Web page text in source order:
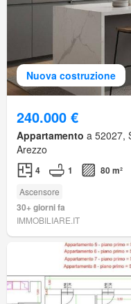
Nuova costruzione
240.000 €
Appartamento a 52027,
Arezzo
4 1 80 m²
Ascensore
30+ giorni fa
IMMOBILIARE.IT